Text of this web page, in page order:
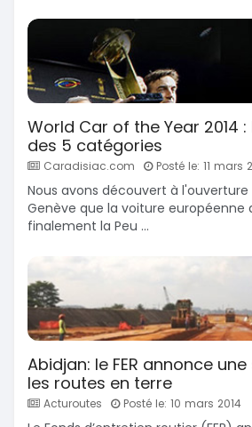
World Car of the Year 2014
des 5 catégories
Caradisiac.com Posté le: 11 mars
Nous avons découvert à l'ouverture
Genève que la voiture européenne
finalement la Peu ...
Abidjan: le FER annonce
les routes en terre
Acturoutes Posté le: 10 mars 2014